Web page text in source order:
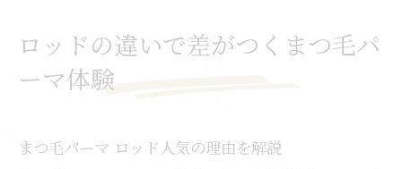
ロッドの違いで差がつくまつ毛パ
ーマ体験
まつ毛パーマ ロッド人気の理由を解説